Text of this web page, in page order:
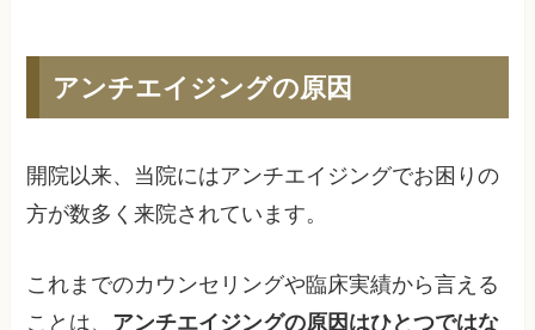
アンチエイジングの原因
開院以来、当院にはアンチエイジングでお困りの
方が数多く来院されています。
これまでのカウンセリングや臨床実績から言える
ことは、 アンチエイジングの原因はひとつではな